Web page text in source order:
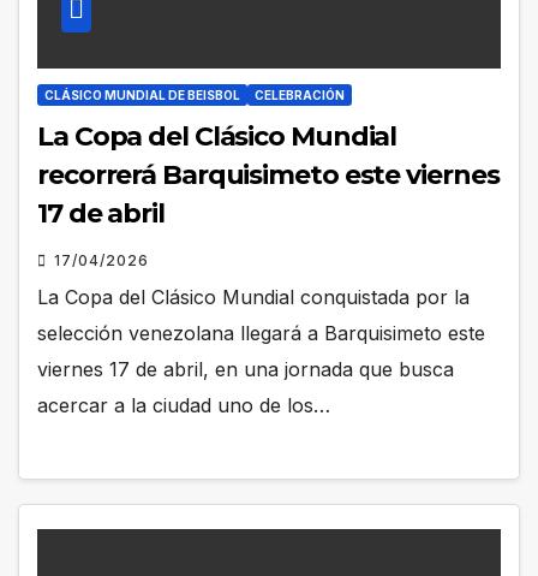
CLÁSICO MUNDIAL DE BEISBOL CELEBRACIÓN
La Copa del Clásico Mundial
recorrerá Barquisimeto este viernes
17 de abril
17/04/2026
La Copa del Clásico Mundial conquistada por la
selección venezolana llegará a Barquisimeto este
viernes 17 de abril, en una jornada que busca
acercar a la ciudad uno de los…